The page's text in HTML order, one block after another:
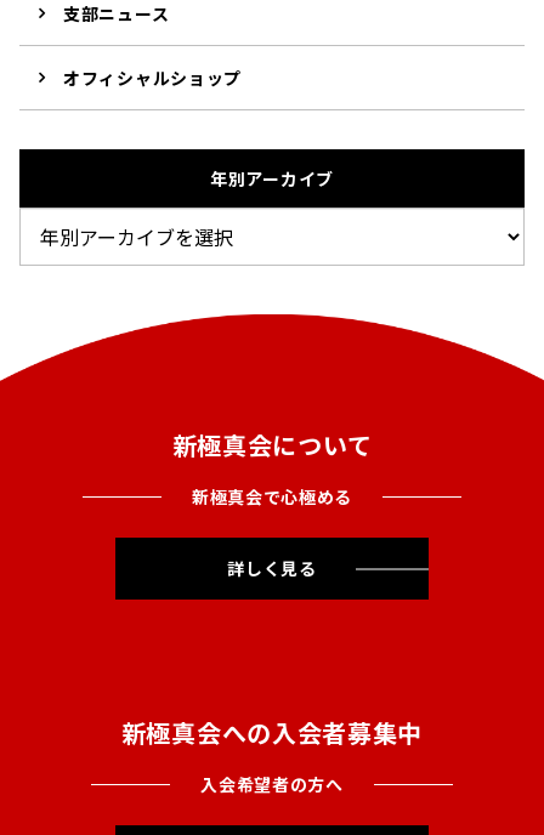
支部ニュース
オフィシャルショップ
年別アーカイブ
新極真会について
新極真会で心極める
詳しく見る
新極真会への入会者募集中
入会希望者の方へ